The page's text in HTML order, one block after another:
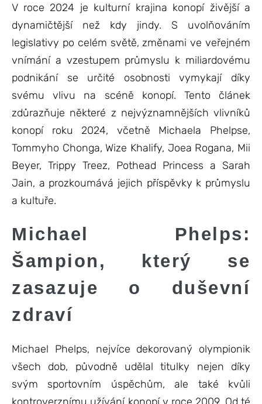
V roce 2024 je kulturní krajina konopí živější a
dynamičtější než kdy jindy. S uvolňováním
legislativy po celém světě, změnami ve veřejném
vnímání a vzestupem průmyslu k miliardovému
podnikání se určité osobnosti vymykají díky
svému vlivu na scéně konopí. Tento článek
zdůrazňuje některé z nejvýznamnějších vlivníků
konopí roku 2024, včetně Michaela Phelpse,
Tommyho Chonga, Wize Khalify, Joea Rogana, Mii
Beyer, Trippy Treez, Pothead Princess a Sarah
Jain, a prozkoumává jejich příspěvky k průmyslu
a kultuře.
Michael Phelps:
Šampion, který se
zasazuje o duševní
zdraví
Michael Phelps, nejvíce dekorovaný olympionik
všech dob, původně udělal titulky nejen díky
svým sportovním úspěchům, ale také kvůli